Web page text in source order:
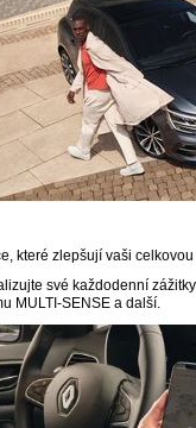
které zlepšují vaši
své každodenní
MULTI-SENSE a další.